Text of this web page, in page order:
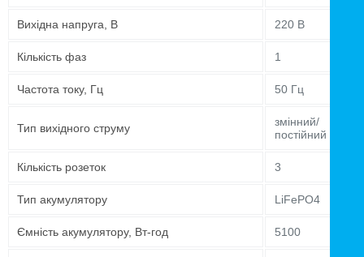
Вихідна напруга, В 220 В
Кількість фаз 1
Частота току, Гц 50 Гц
Тип вихідного струму
змінний/
постійний
Кількість розеток 3
Тип акумулятору LiFePO4
Ємність акумулятору, Вт-год 5100